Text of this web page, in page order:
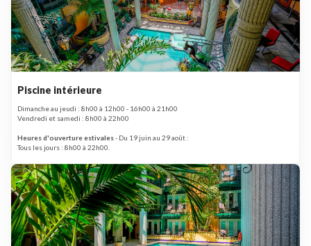
Piscine intérieure
Dimanche au jeudi : 8h00 à 12h00 - 16h00 à 21h00
Vendredi et samedi : 8h00 à 22h00
Heures d'ouverture estivales- Du 19 juin au 29 août :
Tous les jours : 8h00 à 22h00.